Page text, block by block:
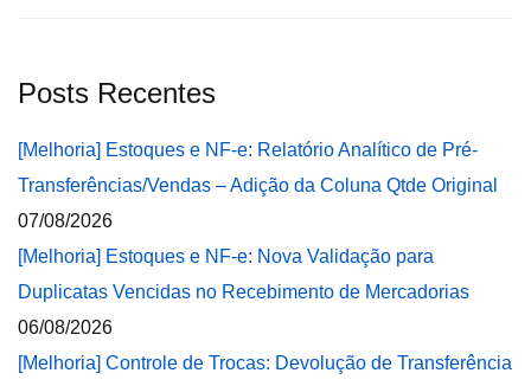
Posts Recentes
[Melhoria] Estoques e NF-e: Relatório Analítico de Pré-
Transferências/Vendas – Adição da Coluna Qtde Original
07/08/2026
[Melhoria] Estoques e NF-e: Nova Validação para
Duplicatas Vencidas no Recebimento de Mercadorias
06/08/2026
[Melhoria] Controle de Trocas: Devolução de Transferência